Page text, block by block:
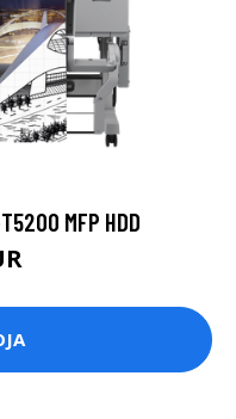
MFP HDD